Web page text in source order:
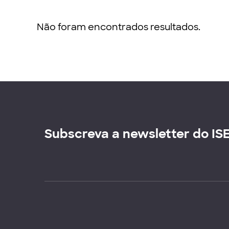
Não foram encontrados resultados.
Subscreva a newsletter do